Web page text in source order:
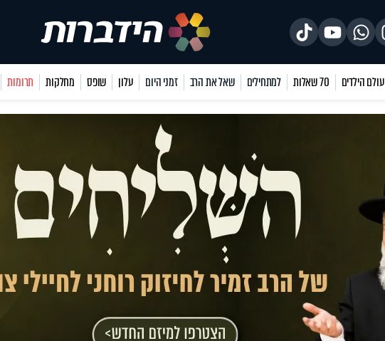
עולם הילדים 70 שאלות למתחילים שאל את הרב זמני היום עלון שופס מחלקות תרומות